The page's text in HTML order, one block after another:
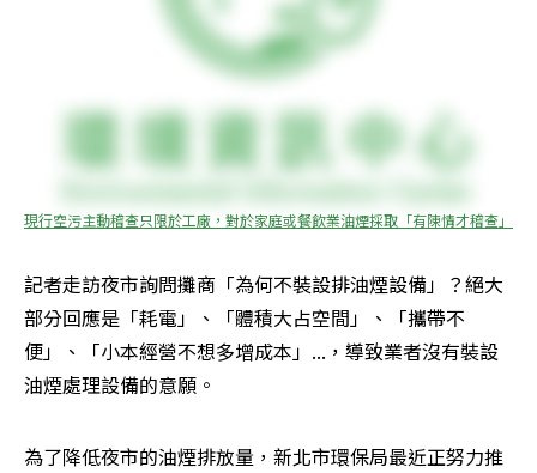
現行空污主動稽查只限於工廠，對於家庭或餐飲業油煙採取「有陳情才稽查」
記者走訪夜市詢問攤商「為何不裝設排油煙設備」？絕大
部分回應是「耗電」、「體積大占空間」、「攜帶不
便」、「小本經營不想多增成本」...，導致業者沒有裝設
油煙處理設備的意願。
為了降低夜市的油煙排放量，新北市環保局最近正努力推